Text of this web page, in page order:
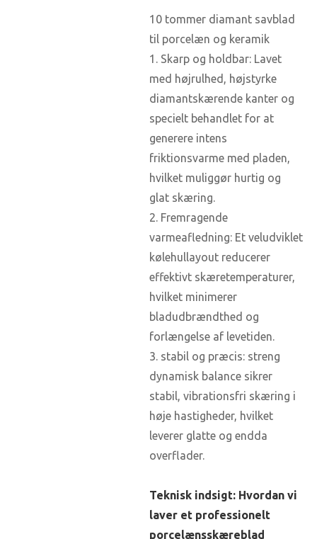
10 tommer diamant savblad
til porcelæn og keramik
1. Skarp og holdbar: Lavet
med højrulhed, højstyrke
diamantskærende kanter og
specielt behandlet for at
generere intens
friktionsvarme med pladen,
hvilket muliggør hurtig og
glat skæring.
2. Fremragende
varmeafledning: Et veludviklet
kølehullayout reducerer
effektivt skæretemperaturer,
hvilket minimerer
bladudbrændthed og
forlængelse af levetiden.
3. stabil og præcis: streng
dynamisk balance sikrer
stabil, vibrationsfri skæring i
høje hastigheder, hvilket
leverer glatte og endda
overflader.
Teknisk indsigt: Hvordan vi
laver et professionelt
porcelænsskæreblad